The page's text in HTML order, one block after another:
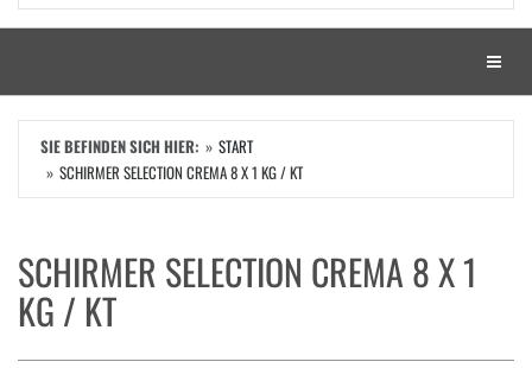
Menü
SIE BEFINDEN SICH HIER:
START
SCHIRMER SELECTION CREMA 8 X 1 KG / KT
SCHIRMER SELECTION CREMA 8 X 1
KG / KT